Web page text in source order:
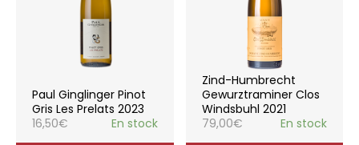
Paul Ginglinger Pinot
Gris Les Prelats 2023
16,50€ En stock
Zind-Humbrecht
Gewurztraminer Clos
Windsbuhl 2021
79,00€ En stock